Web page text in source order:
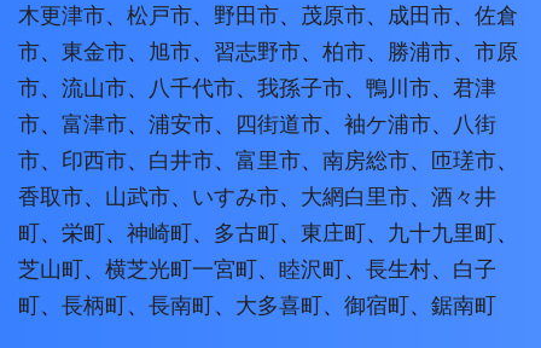
木更津市、 松戸市、 野田市、 茂原市、 成田市、 佐倉
市、 東金市、 旭市、 習志野市、 柏市、 勝浦市、 市原
市、 流山市、 八千代市、 我孫子市、 鴨川市、 君津
市、 富津市、 浦安市、 四街道市、 袖ケ浦市、
八街
市、 印西市、 白井市、 富里市、 南房総市、 匝瑳市、
香取市、 山武市、 いすみ市、 大網白里市、 酒々井
町、 栄町、 神崎町、 多古町、 東庄町、 九十九里町、
芝山町、 横芝光町一宮町、 睦沢町、 長生村、 白子
町、 長柄町、 長南町、 大多喜町、 御宿町、 鋸南町